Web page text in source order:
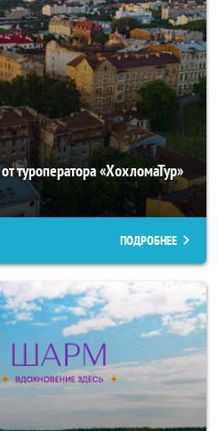
туроператора «ХохломаТур»
ПОДРОБНЕЕ